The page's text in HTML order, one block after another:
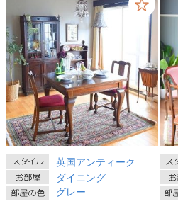
英国アンティーク
ダイニング
グレー